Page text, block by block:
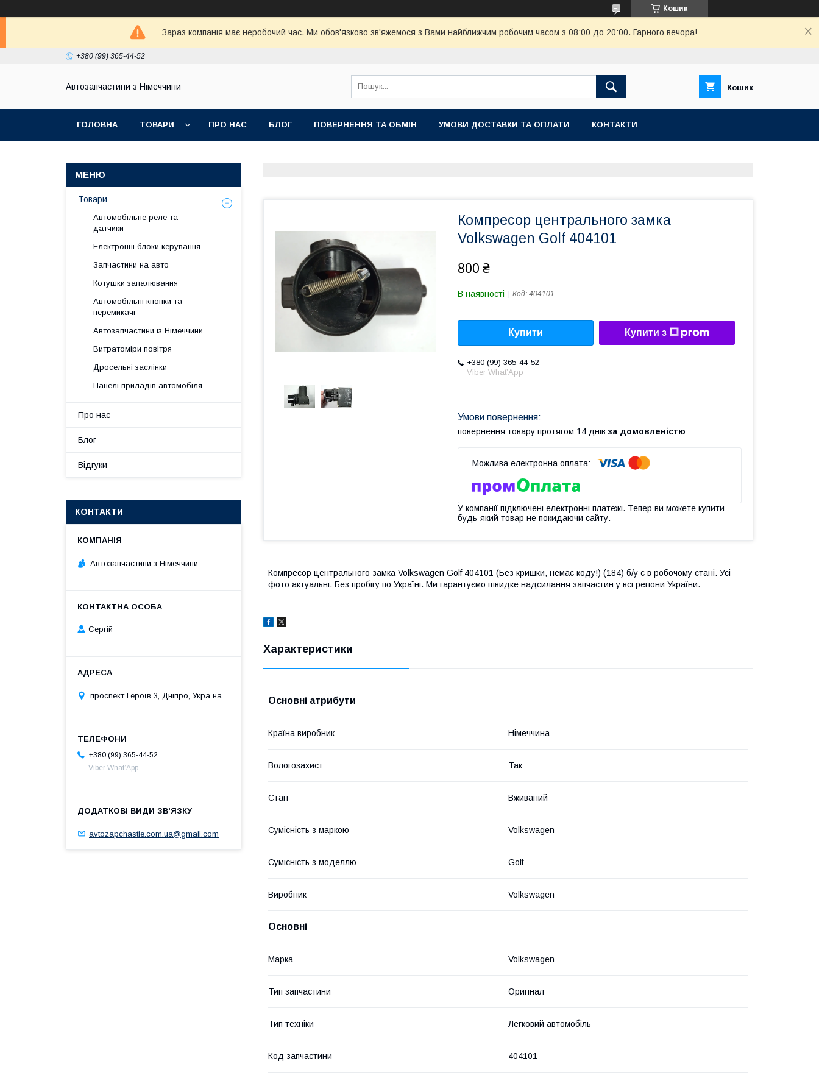
Кошик
Зараз компанія має неробочий час. Ми обов'язково зв'яжемося з Вами найближчим робочим часом з 08:00 до 20:00. Гарного вечора!
+380 (99) 365-44-52
Автозапчастини з Німеччини Кошик
ГОЛОВНА ТОВАРИ ПРО НАС БЛОГ ПОВЕРНЕННЯ ТА ОБМІН УМОВИ ДОСТАВКИ ТА ОПЛАТИ КОНТАКТИ
Компресор центрального замка
Volkswagen Golf 404101
800 ₴
В наявності Код: 404101
Купити Купити з
+380 (99) 365-44-52
Viber What’App
повернення товару протягом 14 днів за домовленістю
У компанії підключені електронні платежі. Тепер ви можете купити
будь-який товар не покидаючи сайту.
Компресор центрального замка Volkswagen Golf 404101 (Без кришки, немає коду!) (184) б/у є в робочому стані. Усі
фото актуальні. Без пробігу по Україні. Ми гарантуємо швидке надсилання запчастин у всі регіони України.
Характеристики
Основні атрибути
Країна виробник Німеччина
Вологозахист Так
Стан Вживаний
Сумісність з маркою Volkswagen
Сумісність з моделлю Golf
Виробник Volkswagen
Основні
Марка Volkswagen
Тип запчастини Оригінал
Тип техніки Легковий автомобіль
Код запчастини 404101
Товари
Автомобільне реле та
датчики
Електронні блоки керування
Запчастини на авто
Котушки запалювання
Автомобільні кнопки та
перемикачі
Автозапчастини із Німеччини
Витратоміри повітря
Дросельні заслінки
Панелі приладів автомобіля
Про нас
Блог
Відгуки
КОНТАКТИ
Автозапчастини з Німеччини
Сергій
проспект Героїв 3, Дніпро, Україна
+380 (99) 365-44-52
Viber What’App
avtozapchastie.com.ua@gmail.com